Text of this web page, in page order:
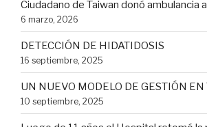
Ciudadano de Taiwan donó ambulancia
6 marzo, 2026
DETECCIÓN DE HIDATIDOSIS
16 septiembre, 2025
UN NUEVO MODELO DE GESTIÓN
10 septiembre, 2025